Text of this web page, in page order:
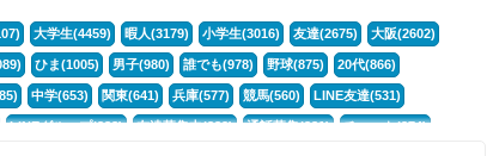
大学生(4459) 暇人(3179) 小学生(3016) 友達(2675) 大阪(2602)
ひま(1005) 男子(980) 誰でも(978) 野球(875) 20代(866)
中学(653) 関東(641) 兵庫(577) 競馬(560) LINE友達(531)
LINEグループ(388) 友達募集中(382) 通話募集(381) チャット(374)